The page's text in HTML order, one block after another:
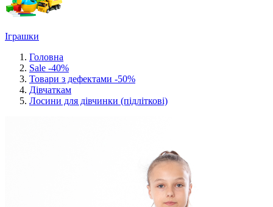
Іграшки
Головна
Sale -40%
Товари з дефектами -50%
Дівчаткам
Лосини для дівчинки (підліткові)